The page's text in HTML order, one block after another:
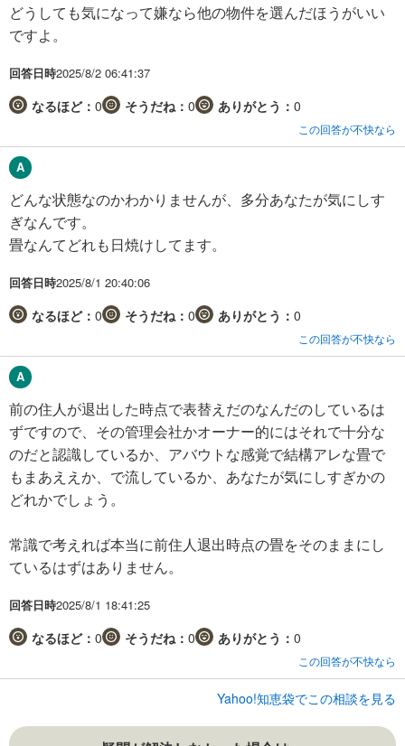
どうしても気になって嫌なら他の物件を選んだほうがいい
ですよ。
回答日時2025/8/2 06:41:37
なるほど： 0 そうだね： 0 ありがとう： 0
この回答が不快なら
どんな状態なのかわかりませんが、多分あなたが気にしす
ぎなんです。
畳なんてどれも日焼けしてます。
回答日時2025/8/1 20:40:06
なるほど： 0 そうだね： 0 ありがとう： 0
この回答が不快なら
前の住人が退出した時点で表替えだのなんだのしているは
ずですので、その管理会社かオーナー的にはそれで十分な
のだと認識しているか、アバウトな感覚で結構アレな畳で
もまあええか、で流しているか、あなたが気にしすぎかの
どれかでしょう。
常識で考えれば本当に前住人退出時点の畳をそのままにし
ているはずはありません。
回答日時2025/8/1 18:41:25
なるほど： 0 そうだね： 0 ありがとう： 0
この回答が不快なら
Yahoo!知恵袋でこの相談を見る